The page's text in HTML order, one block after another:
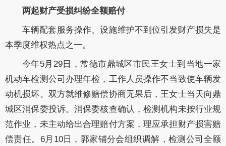
两起财产受损纠纷全额赔付
车辆配套服务操作、设施维护不到位引发财产损失是
本季度维权热点之一。
今年5月29日，常德市鼎城区市民王女士到当地一家
机动车检测公司办理年检，工作人员操作不当致使车辆发
动机损坏。双方就维修赔偿协商无果后，王女士当天向鼎
城区消保委投诉。消保委核查确认，检测机构未按行业规
范作业，未主动给出合理赔付方案，理应承担财产损害赔
偿责任。6月10日，郭家铺分会组织调解，检测公司全额